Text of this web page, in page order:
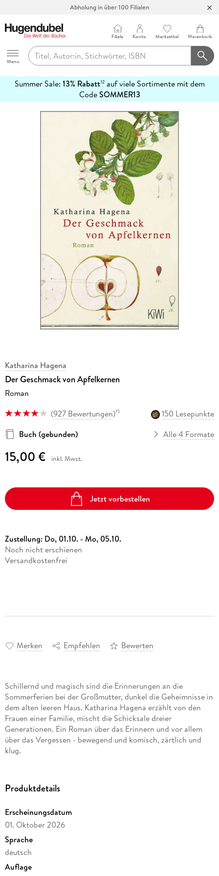
Abholung in über 100 Filialen
Hugendubel
Menu
Filiale Konto Merkzettel Warenkorb
Summer Sale: 13% Rabatt12auf viele Sortimente mit dem
CodeSOMMER13
erfahren
Katharina Hagena
Der Geschmack von Apfelkernen
Roman
(927 Bewertungen)15
150 Lesepunkte
Buch (gebunden)
Alle 4 Formate
15,00 € inkl. Mwst.
Jetzt vorbestellen
Zustellung: Do, 01.10. - Mo, 05.10.
Noch nicht erschienen
Versandkostenfrei
Merken Empfehlen Bewerten
Schillernd und magisch sind die Erinnerungen an die
Sommerferien bei der Großmutter, dunkel die Geheimnisse in
dem alten leeren Haus. Katharina Hagena erzählt von den
Frauen einer Familie, mischt die Schicksale dreier
Generationen. Ein Roman über das Erinnern und vor allem
über das Vergessen - bewegend und komisch, zärtlich und
klug.
Produktdetails
Erscheinungsdatum
01. Oktober 2026
Sprache
deutsch
Auflage